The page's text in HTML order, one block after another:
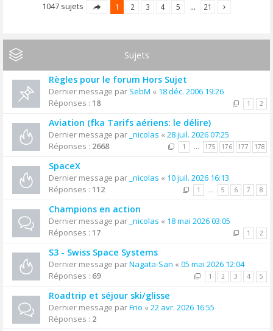
1047 sujets 1 2 3 4 5 … 21
Sujets
Règles pour le forum Hors Sujet
Dernier message par SebM « 18 déc. 2006 19:26
Réponses : 18 1 2
Aviation (fka Tarifs aériens: le délire)
Dernier message par _nicolas « 28 juil. 2026 07:25
Réponses : 2668 1 … 175 176 177 178
SpaceX
Dernier message par _nicolas « 10 juil. 2026 16:13
Réponses : 112 1 … 5 6 7 8
Champions en action
Dernier message par _nicolas « 18 mai 2026 03:05
Réponses : 17 1 2
S3 - Swiss Space Systems
Dernier message parNagata-San « 05 mai 2026 12:04
Réponses : 69 1 2 3 4 5
Roadtrip et séjour ski/glisse
Dernier message parFrio « 22 avr. 2026 16:55
Réponses : 2